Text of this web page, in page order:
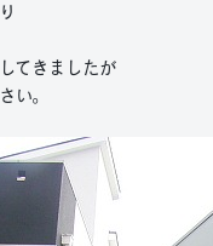
てきましたが
い。